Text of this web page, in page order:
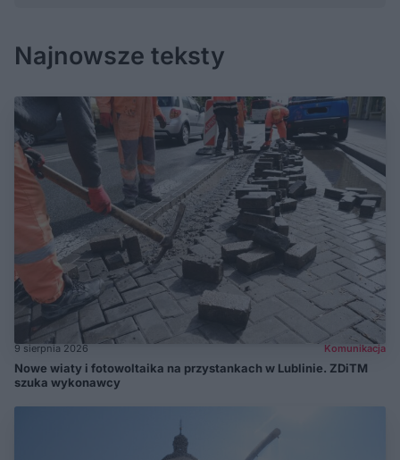
Najnowsze teksty
9 sierpnia 2026 Komunikacja
Nowe wiaty i fotowoltaika na przystankach w Lublinie. ZDiTM
szuka wykonawcy